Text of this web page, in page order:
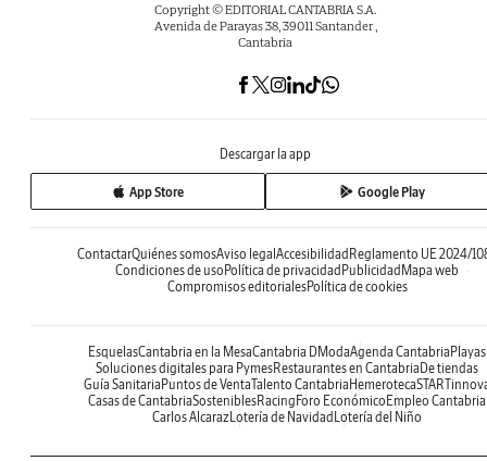
Copyright © EDITORIAL CANTABRIA S.A.
Avenida de Parayas 38, 39011 Santander ,
Cantabria
Descargar la app
App Store Google Play
ContactarQuiénes somosAviso legal Accesibilidad Reglamento UE 2024/
Condiciones de uso Política de privacidad Publicidad Mapa web
Compromisos editorialesPolítica de cookies
EsquelasCantabria en la MesaCantabria DModaAgenda Cantabria Playas
Soluciones digitales para PymesRestaurantes en Cantabria De tiendas
Guía Sanitaria Puntos de VentaTalento Cantabria Hemeroteca
Casas de CantabriaSosteniblesRacing Foro Económico Empleo Cantabria
Carlos AlcarazLotería de Navidad Lotería del Niño